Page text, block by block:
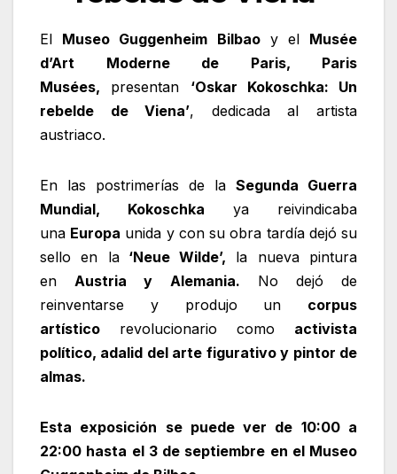
El Museo Guggenheim Bilbaoy el Musée
d’Art Moderne de Paris, Paris
Musées, presentan ‘Oskar Kokoschka: Un
rebelde de Viena’, dedicada al artista
austriaco.
En las postrimerías de la Segunda Guerra
Mundial, Kokoschka ya reivindicaba
una Europa unida y con su obra tardía dejó su
sello en la‘Neue Wilde’, la nueva pintura
en Austria y Alemania. No dejó de
reinventarse y produjo un corpus
artístico revolucionario como activista
político, adalid del arte figurativo y pintor de
almas.
Esta exposición se puede ver de 10:00 a
22:00 hasta el 3 de septiembre en el Museo